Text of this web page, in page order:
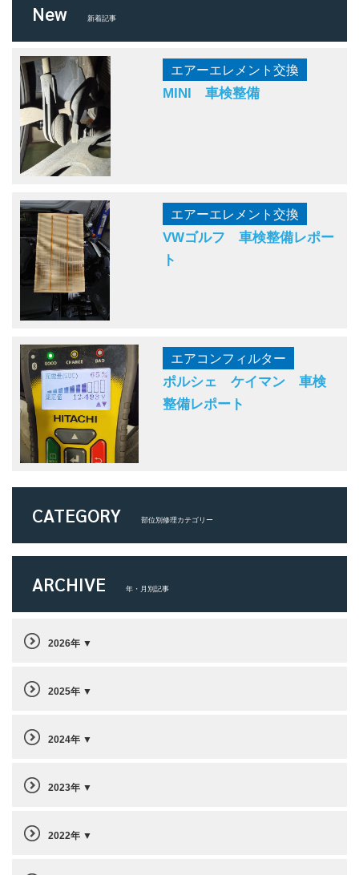
New 新着記事
エアーエレメント交換
MINI 車検整備
エアーエレメント交換
VWゴルフ 車検整備レポー
ト
エアコンフィルター
ポルシェ ケイマン 車検
整備レポート
CATEGORY 部位別修理カテゴリー
ARCHIVE 年・月別記事
2026年
2025年
2024年
2023年
2022年